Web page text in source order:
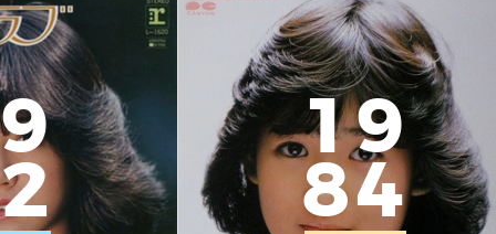
9
2
19
84